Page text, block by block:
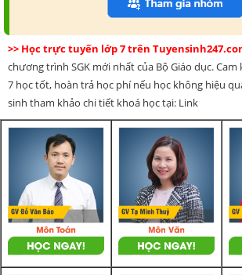
>> Học trực tuyến lớp 7 trên
chương trình SGK mới nhất của Bộ Giáo dục.
7 học tốt, hoàn trả học phí nếu học không hiệu
sinh tham khảo chi tiết khoá học tại: Link